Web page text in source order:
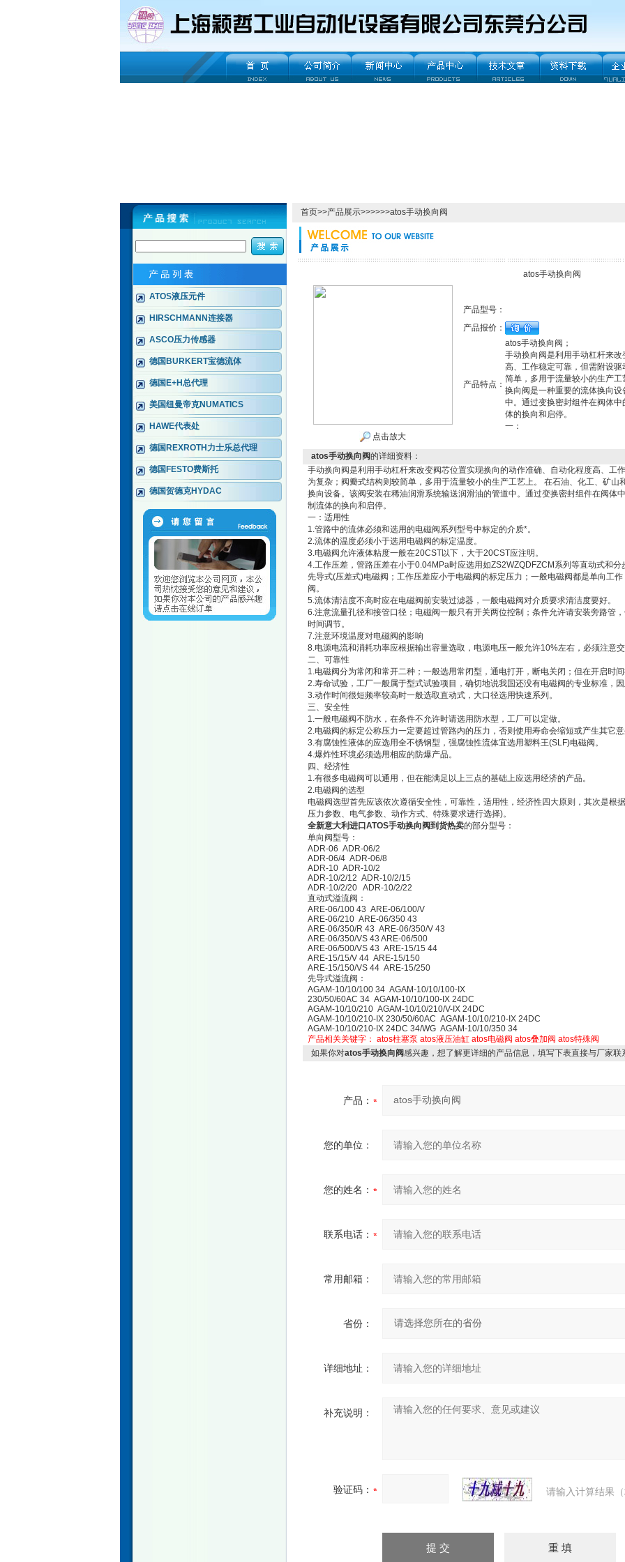
ATOS液压元件
HIRSCHMANN连接器
ASCO压力传感器
德国BURKERT宝德流体
德国E+H总代理
美国纽曼帝克NUMATICS
HAWE代表处
德国REXROTH力士乐总代理
德国FESTO费斯托
德国贺德克HYDAC
首页>>产品展示>>>>>>atos手动换向阀
atos手动换向阀
点击放大
产品型号：
产品报价：
产品特点：
atos手动换向阀；
手动换向阀是利用手动杠杆来
高、工作稳定可靠，但需附设
简单，多用于流量较小的生产
换向阀是一种重要的流体换向
中。通过变换密封组件在阀体
体的换向和启停。
一：
atos手动换向阀的详细资料：
手动换向阀是利用手动杠杆来改变阀芯位置实现换向的动作准确、自动化程度高、工
为复杂；阀瓣式结构则较简单，多用于流量较小的生产工艺上。 在石油、化工、矿
换向设备。该阀安装在稀油润滑系统输送润滑油的管道中。通过变换密封组件在阀体
制流体的换向和启停。
一：适用性
1.管路中的流体必须和选用的电磁阀系列型号中标定的介质*。
2.流体的温度必须小于选用电磁阀的标定温度。
3.电磁阀允许液体粘度一般在20CST以下，大于20CST应注明。
4.工作压差，管路压差在小于0.04MPa时应选用如ZS2WZQDFZCM系列等直动式和
先导式(压差式)电磁阀；工作压差应小于电磁阀的标定压力；一般电磁阀都是单向工
阀。
5.流体清洁度不高时应在电磁阀前安装过滤器，一般电磁阀对介质要求清洁度要好。
6.注意流量孔径和接管口径；电磁阀一般只有开关两位控制；条件允许请安装旁路管
时间调节。
7.注意环境温度对电磁阀的影响
8.电源电流和消耗功率应根据输出容量选取，电源电压一般允许10%左右，必须注意
二、可靠性
1.电磁阀分为常闭和常开二种；一般选用常闭型，通电打开，断电关闭；但在开启时
2.寿命试验，工厂一般属于型式试验项目，确切地说我国还没有电磁阀的专业标准，
3.动作时间很短频率较高时一般选取直动式，大口径选用快速系列。
三、安全性
1.一般电磁阀不防水，在条件不允许时请选用防水型，工厂可以定做。
2.电磁阀的标定公称压力一定要超过管路内的压力，否则使用寿命会缩短或产生其它
3.有腐蚀性液体的应选用全不锈钢型，强腐蚀性流体宜选用塑料王(SLF)电磁阀。
4.爆炸性环境必须选用相应的防爆产品。
四、经济性
1.有很多电磁阀可以通用，但在能满足以上三点的基础上应选用经济的产品。
2.电磁阀的选型
电磁阀选型首先应该依次遵循安全性，可靠性，适用性，经济性四大原则，其次是根
压力参数、电气参数、动作方式、特殊要求进行选择)。
全新意大利进口ATOS手动换向阀到货热卖的部分型号：
单向阀型号：
ADR-06 ADR-06/2
ADR-06/4 ADR-06/8
ADR-10 ADR-10/2
ADR-10/2/12 ADR-10/2/15
ADR-10/2/20 ADR-10/2/22
直动式溢流阀：
ARE-06/100 43 ARE-06/100/V
ARE-06/210 ARE-06/350 43
ARE-06/350/R 43 ARE-06/350/V 43
ARE-06/350/VS 43 ARE-06/500
ARE-06/500/VS 43 ARE-15/15 44
ARE-15/15/V 44 ARE-15/150
ARE-15/150/VS 44 ARE-15/250
先导式溢流阀：
AGAM-10/10/100 34 AGAM-10/10/100-IX
230/50/60AC 34 AGAM-10/10/100-IX 24DC
AGAM-10/10/210 AGAM-10/10/210/V-IX 24DC
AGAM-10/10/210-IX 230/50/60AC AGAM-10/10/210-IX 24DC
AGAM-10/10/210-IX 24DC 34/WG AGAM-10/10/350 34
产品相关关键字： atos柱塞泵 atos液压油缸 atos电磁阀 atos叠加阀 atos特殊阀
如果你对atos手动换向阀感兴趣，想了解更详细的产品信息，填写下表直接与厂家联
产品：
您的单位：
您的姓名：
联系电话：
常用邮箱：
省份：
详细地址：
补充说明：
验证码： 请输入计算结果